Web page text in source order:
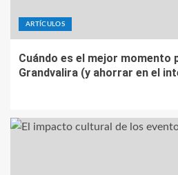
ARTÍCULOS
Cuándo es el mejor momento
Grandvalira (y ahorrar en el